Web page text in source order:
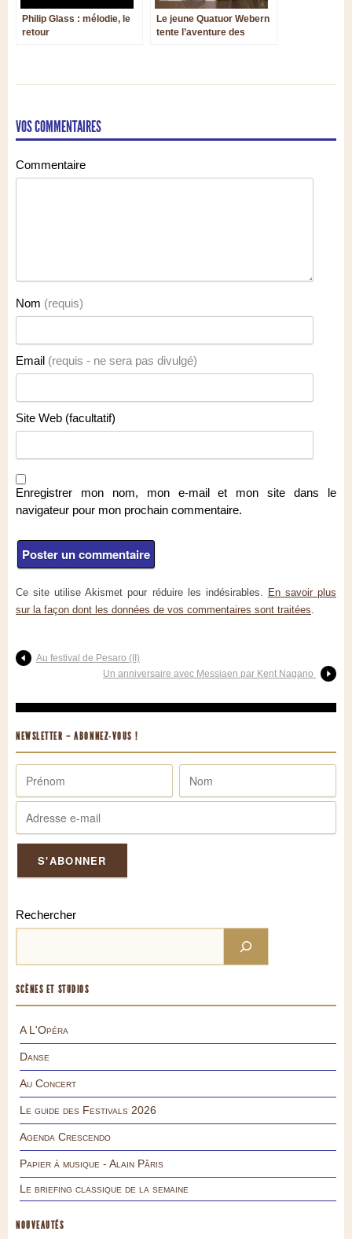
Philip Glass : mélodie, le
retour
Le jeune Quatuor Webern
tente l’aventure des
VOS COMMENTAIRES
Commentaire
Nom (requis)
Email (requis - ne sera pas divulgé)
Site Web (facultatif)
Enregistrer mon nom, mon e-mail et mon site dans le
navigateur pour mon prochain commentaire.
Ce site utilise Akismet pour réduire les indésirables. En savoir plus
sur la façon dont les données de vos commentaires sont traitées.
Au festival de Pesaro (II)
Un anniversaire avec Messiaen par Kent Nagano
NEWSLETTER – ABONNEZ-VOUS !
Rechercher
SCÈNES ET STUDIOS
A L'Opéra
Danse
Au Concert
Le guide des Festivals 2026
Agenda Crescendo
Papier à musique - Alain Pâris
Le briefing classique de la semaine
NOUVEAUTÉS